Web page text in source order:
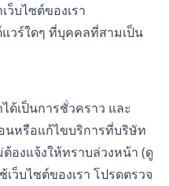
บไซต์ของเรา
วร์ใดๆ ที่บุคคลที่สามเป็น
ด้เป็นการชั่วคราว และ
นหรือแก้ไขบริการที่บริษัท
องแจ้งให้ทราบล่วงหน้า (ดู
ว็บไซต์ของเรา โปรดตรวจ